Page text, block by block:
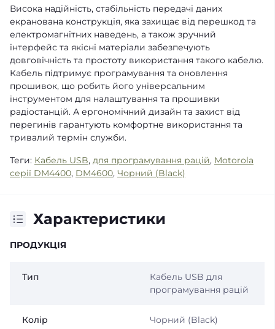
Висока надійність, стабільність передачі даних
екранована конструкція, яка захищає від перешкод та
електромагнітних наведень, а також зручний
інтерфейс та якісні матеріали забезпечують
довговічність та простоту використання такого кабелю.
Кабель підтримує програмування та оновлення
прошивок, що робить його універсальним
інструментом для налаштування та прошивки
радіостанцій. А ергономічний дизайн та захист від
перегинів гарантують комфортне використання та
тривалий термін служби.
Теги: Кабель USB, для програмування рацій, Motorola
серії DM4400, DM4600, Чорний (Black)
Характеристики
ПРОДУКЦІЯ
Тип
Кабель USB для
програмування рацій
Колір Чорний (Black)